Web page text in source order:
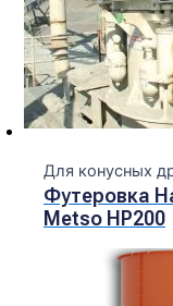
Для конусных
Футеровка
Metso НР200